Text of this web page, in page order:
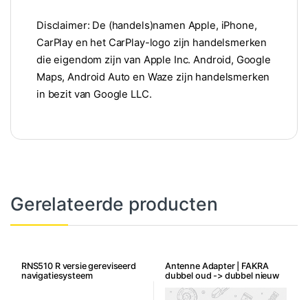
Disclaimer: De (handels)namen Apple, iPhone,
CarPlay en het CarPlay-logo zijn handelsmerken
die eigendom zijn van Apple Inc. Android, Google
Maps, Android Auto en Waze zijn handelsmerken
in bezit van Google LLC.
Gerelateerde producten
RNS510 R versie gereviseerd
navigatiesysteem
Antenne Adapter | FAKRA
dubbel oud -> dubbel nieuw